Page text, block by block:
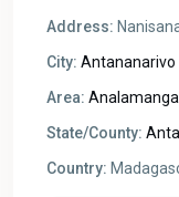
Address:
City: Antananarivo
Area: Analamanga
State/County:
Country: